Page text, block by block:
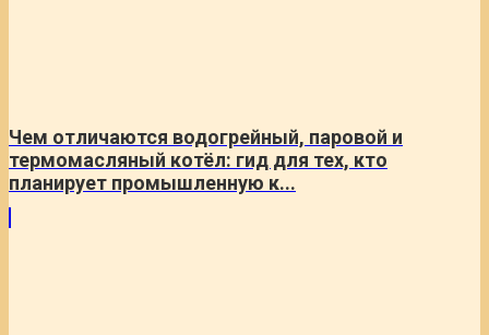
Чем отличаются водогрейный, паровой и
термомасляный котёл: гид для тех, кто
планирует промышленную к...